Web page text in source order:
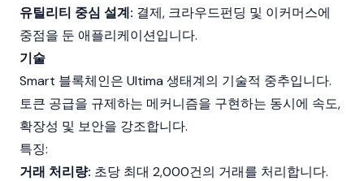
유틸리티 중심 설계: 결제, 크라우드펀딩 및 이커머스에
중점을 둔 애플리케이션입니다.
기술
Smart 블록체인은 Ultima 생태계의 기술적 중추입니다.
토큰 공급을 규제하는 메커니즘을 구현하는 동시에 속도,
확장성 및 보안을 강조합니다.
특징:
거래 처리량: 초당 최대 2,000건의 거래를 처리합니다.